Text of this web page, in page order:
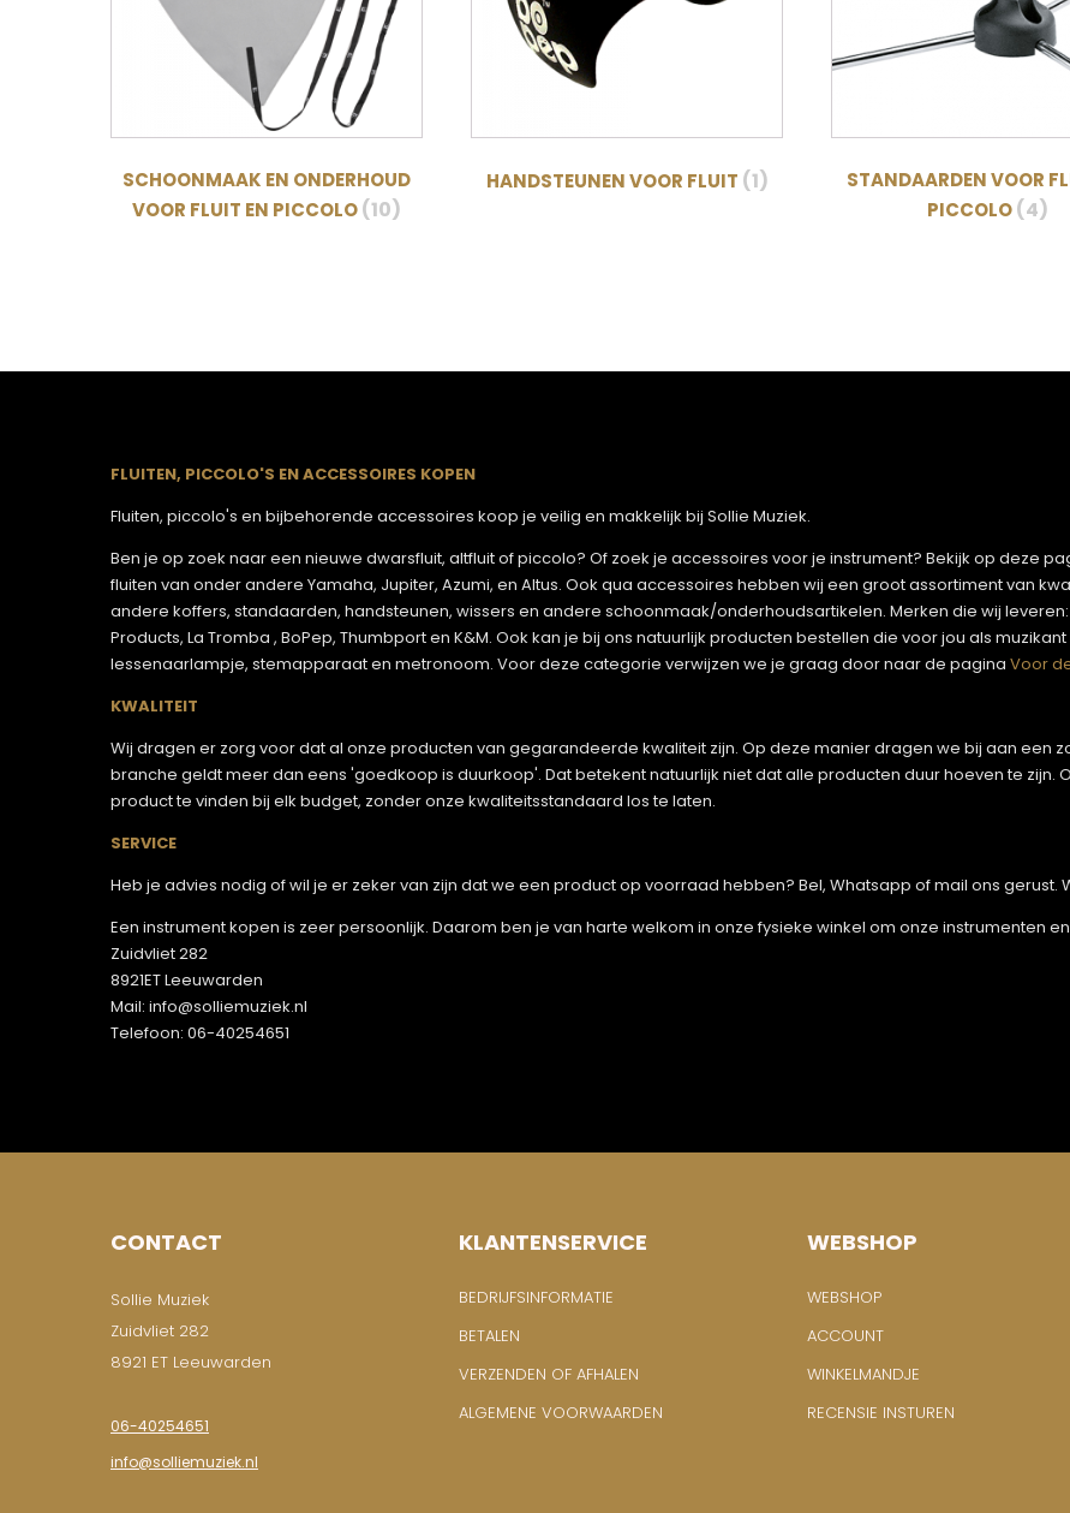
SCHOONMAAK EN ONDERHOUD
VOOR FLUIT EN PICCOLO(10)
HANDSTEUNEN VOOR FLUIT (1)
STANDAARDEN VOOR
PICCOLO(4)
FLUITEN, PICCOLO'S EN ACCESSOIRES KOPEN
Fluiten, piccolo's en bijbehorende accessoires koop je veilig en makkelijk bij Sollie Muziek.
Ben je op zoek naar een nieuwe dwarsfluit, altfluit of piccolo? Of zoek je accessoires voor je instrument? Bekijk op deze
fluiten van onder andere Yamaha, Jupiter, Azumi, en Altus. Ook qua accessoires hebben wij een groot assortiment van
andere koffers, standaarden, handsteunen, wissers en andere schoonmaak/onderhoudsartikelen. Merken die wij leveren:
Products, La Tromba , BoPep, Thumbport en K&M. Ook kan je bij ons natuurlijk producten bestellen die voor jou als
lessenaarlampje, stemapparaat en metronoom. Voor deze categorie verwijzen we je graag door naar de pagina Voor
KWALITEIT
Wij dragen er zorg voor dat al onze producten van gegarandeerde kwaliteit zijn. Op deze manier dragen we bij aan een
branche geldt meer dan eens 'goedkoop is duurkoop'. Dat betekent natuurlijk niet dat alle producten duur hoeven te zijn.
product te vinden bij elk budget, zonder onze kwaliteitsstandaard los te laten.
SERVICE
Heb je advies nodig of wil je er zeker van zijn dat we een product op voorraad hebben? Bel, Whatsapp of mail ons gerust.
Een instrument kopen is zeer persoonlijk. Daarom ben je van harte welkom in onze fysieke winkel om onze instrumenten
Zuidvliet 282
8921ET Leeuwarden
Mail: info@solliemuziek.nl
Telefoon: 06-40254651
CONTACT
Sollie Muziek
Zuidvliet 282
8921 ET Leeuwarden
06-40254651
info@solliemuziek.nl
KLANTENSERVICE
BEDRIJFSINFORMATIE
BETALEN
VERZENDEN OF AFHALEN
ALGEMENE VOORWAARDEN
WEBSHOP
WEBSHOP
ACCOUNT
WINKELMANDJE
RECENSIE INSTUREN